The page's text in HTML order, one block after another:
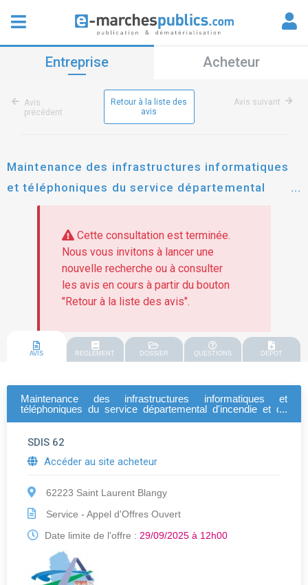
Entreprise Acheteur
Avis
précédent
Retour à la liste des
avis
Avis suivant
Maintenance des infrastructures informatiques
et téléphoniques du service départemental
d'incendie et de secours du pas-de-calais,
prestations et matériels associés
Cette consultation est terminée.
Nous vous invitons à lancer une
nouvelle recherche ou à consulter
les avis en cours à partir du bouton
"Retour à la liste des avis".
AVIS REGLEMENT DOSSIER QUESTIONS DEPOT
Maintenance des infrastructures informatiques et
téléphoniques du service départemental d'incendie et de
SDIS 62
Accéder au site acheteur
62223 Saint Laurent Blangy
Service - Appel d'Offres Ouvert
Date limite de l'offre : 29/09/2025 à 12h00